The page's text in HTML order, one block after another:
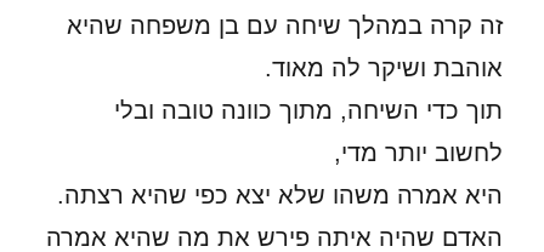
זה קרה במהלך שיחה עם בן משפחה שהיא
אוהבת ושיקר לה מאוד.
תוך כדי השיחה, מתוך כוונה טובה ובלי
לחשוב יותר מדי,
היא אמרה משהו שלא יצא כפי שהיא רצתה.
האדם שהיה איתה פירש את מה שהיא אמרה